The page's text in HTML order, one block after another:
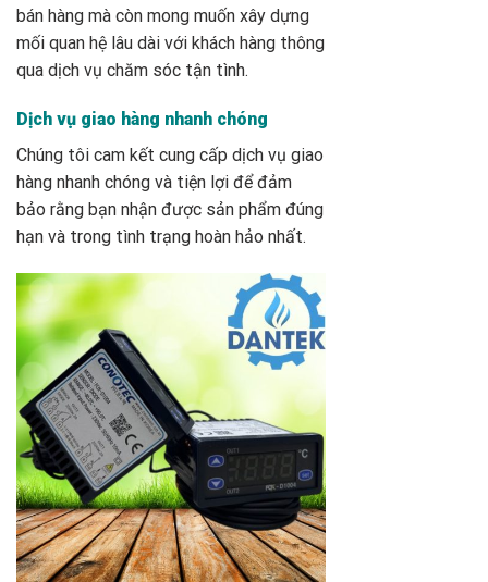
bán hàng mà còn mong muốn xây dựng
mối quan hệ lâu dài với khách hàng thông
qua dịch vụ chăm sóc tận tình.
Dịch vụ giao hàng nhanh chóng
Chúng tôi cam kết cung cấp dịch vụ giao
hàng nhanh chóng và tiện lợi để đảm
bảo rằng bạn nhận được sản phẩm đúng
hạn và trong tình trạng hoàn hảo nhất.